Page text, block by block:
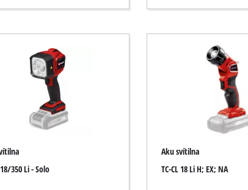
18/350 Li - Solo
Aku svítilna
TC-CL 18 Li H; EX; NA